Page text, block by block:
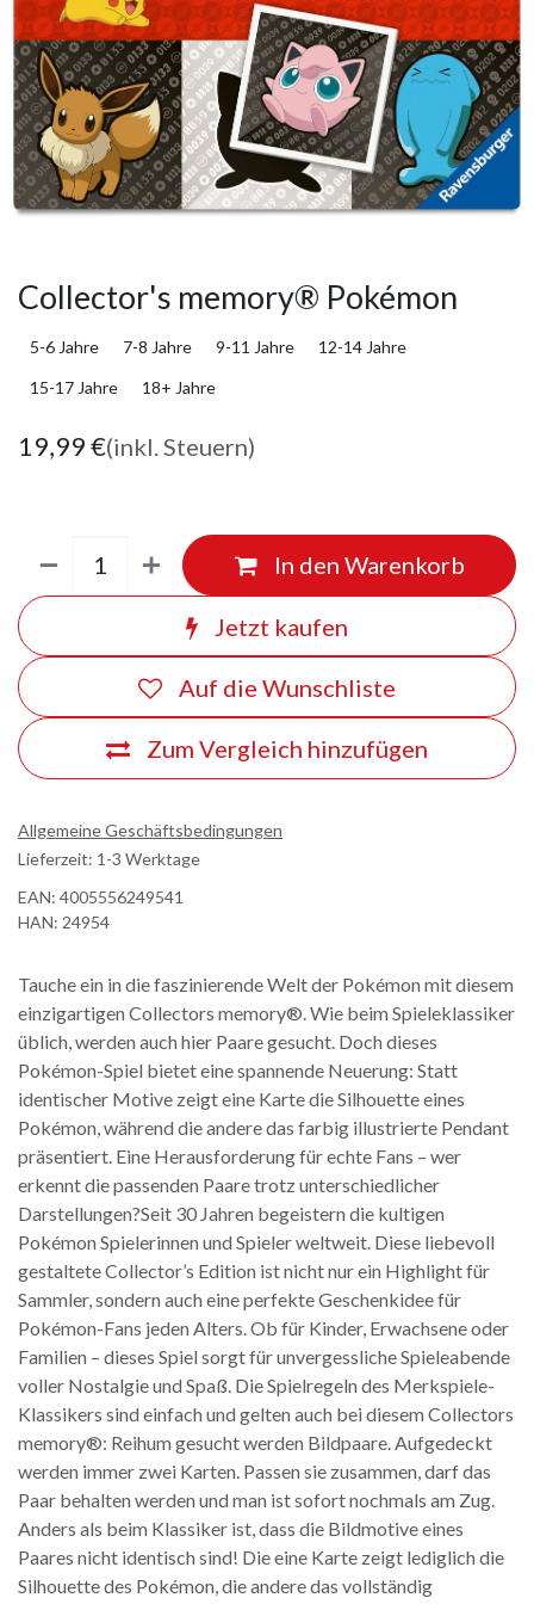
Collector's memory® Pokémon
5-6 Jahre 7-8 Jahre 9-11 Jahre
12-14 Jahre
15-17 Jahre
18+ Jahre
19,99€(inkl. Steuern)
In den Warenkorb
Jetzt kaufen
Zum Vergleich hinzufügen
Auf die Wunschliste
Allgemeine Geschäftsbedingungen
Lieferzeit: 1-3 Werktage
EAN: 4005556249541
HAN: 24954
Tauche ein in die faszinierende Welt der Pokémon mit diesem
einzigartigen Collectors memory®. Wie beim Spieleklassiker
üblich, werden auch hier Paare gesucht. Doch dieses
Pokémon-Spiel bietet eine spannende Neuerung: Statt
identischer Motive zeigt eine Karte die Silhouette eines
Pokémon, während die andere das farbig illustrierte Pendant
präsentiert. Eine Herausforderung für echte Fans – wer
erkennt die passenden Paare trotz unterschiedlicher
Darstellungen?Seit 30 Jahren begeistern die kultigen
Pokémon Spielerinnen und Spieler weltweit. Diese liebevoll
gestaltete Collector’s Edition ist nicht nur ein Highlight für
Sammler, sondern auch eine perfekte Geschenkidee für
Pokémon-Fans jeden Alters. Ob für Kinder, Erwachsene oder
Familien – dieses Spiel sorgt für unvergessliche Spieleabende
voller Nostalgie und Spaß. Die Spielregeln des Merkspiele-
Klassikers sind einfach und gelten auch bei diesem Collectors
memory®: Reihum gesucht werden Bildpaare. Aufgedeckt
werden immer zwei Karten. Passen sie zusammen, darf das
Paar behalten werden und man ist sofort nochmals am Zug.
Anders als beim Klassiker ist, dass die Bildmotive eines
Paares nicht identisch sind! Die eine Karte zeigt lediglich die
Silhouette des Pokémon, die andere das vollständig